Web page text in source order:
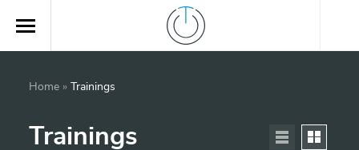
Home » Trainings
Trainings